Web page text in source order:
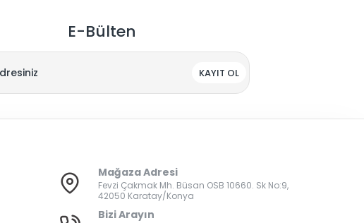
E-Bülten
KAYIT OL
Mağaza Adresi
Fevzi Çakmak Mh. Büsan OSB 10660. Sk No:9,
42050 Karatay/Konya
Bizi Arayın